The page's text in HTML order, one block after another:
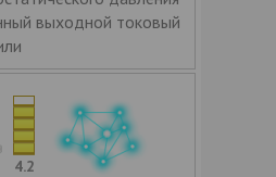
выходной токовый
4.2